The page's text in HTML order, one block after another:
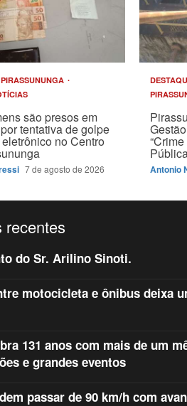
PIRASSUNUNGA
são presos em
tentativa de golpe
no Centro
7 de agosto de 2026 Antonio
recentes
do Sr. Arilino Sinoti.
motocicleta e ônibus deixa
131 anos com mais de um
e grandes eventos
passar de 90 km/h com